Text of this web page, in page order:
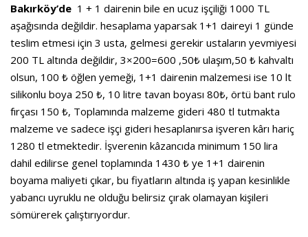
Bakırköy’de 1 + 1 dairenin bile en ucuz işçiliği 1000 TL
aşağısında değildir. hesaplama yaparsak 1+1 daireyi 1 günde
teslim etmesi için 3 usta, gelmesi gerekir ustaların yevmiyesi
200 TL altında değildir, 3×200=600 ,50₺ ulaşım,50 ₺ kahvaltı
olsun, 100 ₺ öğlen yemeği, 1+1 dairenin malzemesi ise 10 lt
silikonlu boya 250 ₺, 10 litre tavan boyası 80₺, örtü bant rulo
fırçası 150 ₺, Toplamında malzeme gideri 480 tl tutmakta
malzeme ve sadece işçi gideri hesaplanırsa işveren kârı hariç
1280 tl etmektedir. İşverenin kâzancıda minimum 150 lira
dahil edilirse genel toplamında 1430 ₺ ye 1+1 dairenin
boyama maliyeti çıkar, bu fiyatların altında iş yapan kesinlikle
yabancı uyruklu ne olduğu belirsiz çırak olamayan kişileri
sömürerek çalıştırıyordur.